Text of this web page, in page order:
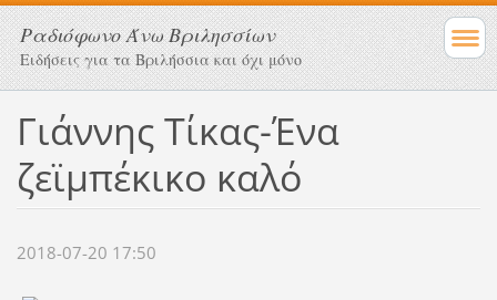
Ραδιόφωνο Άνω Βριλησσίων
Ειδήσεις για τα Βριλήσσια και όχι μόνο
Γιάννης Τίκας-Ένα
ζεϊμπέκικο καλό
2018-07-20 17:50